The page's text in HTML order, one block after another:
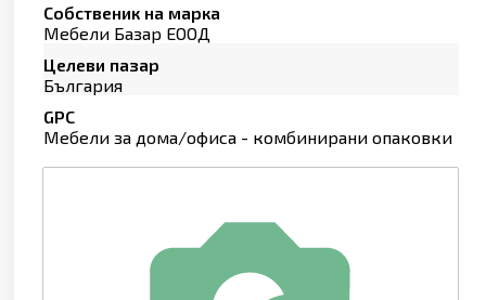
Собственик на марка
Мебели Базар ЕООД
Целеви пазар
България
GPC
Мебели за дома/офиса - комбинирани опаковки